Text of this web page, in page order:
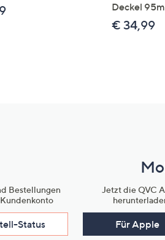
Deckel
€ 34,99
Bestellungen
Status
Jetzt die QVC
Für Apple